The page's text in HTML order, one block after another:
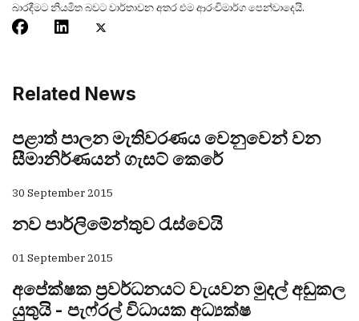
බාරදීමට නියමිත බවට වාර්තාවන අතර එම ආරංචිමාර්ග පෙන්වාදෙයි.
Related News
පළාත් පාලන මැතිවරණය වෙනුවෙන් වන
සීමානිර්ණයන් ගැසට් කෙරේ
30 September 2015
නව පාර්ලිමේන්තුව රැස්වෙයි
01 September 2015
අපේක්ෂක ප්‍රවර්ධනයට වැයවන මුදල් අඩුකල
යුතුයි - පැෆ්රල් විධායක අධ්‍යක්ෂ